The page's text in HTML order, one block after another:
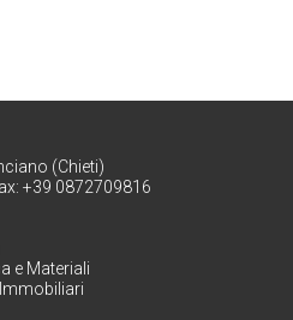
(Chieti)
+39 0872709816
e Materiali